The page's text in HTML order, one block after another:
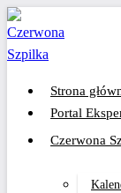
Przejdź
do
treści
Strona
Portal
Czerwona